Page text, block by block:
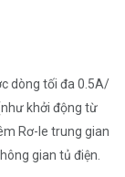
dòng tối đa 0.5A/
khởi động từ
Rơ-le trung gian
gian tủ điện.